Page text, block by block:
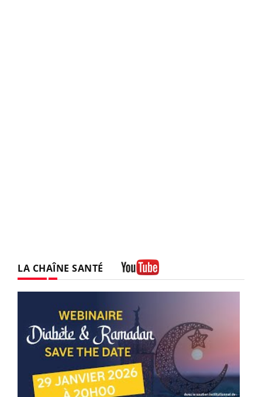
LA CHAÎNE SANTÉ